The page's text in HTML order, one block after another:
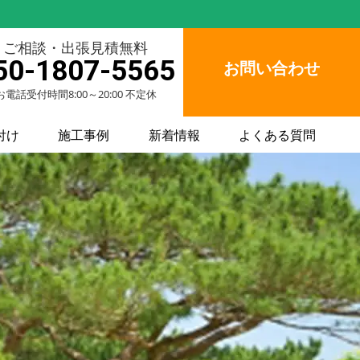
ご相談・出張見積無料
1807-5565
電話受付時間8:00～20:00 不定休
お問い合わせ
け 施工事例 新着情報 よくある質問